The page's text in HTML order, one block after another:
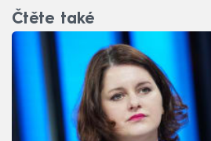
Čtěte také